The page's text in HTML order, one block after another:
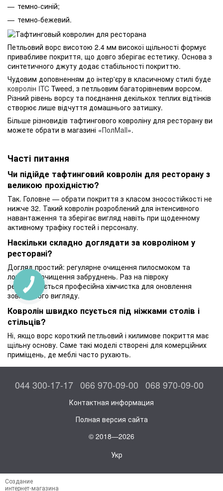
темно-синій;
темно-бежевий.
Петльовий ворс висотою 2.4 мм високої щільності формує
привабливе покриття, що довго зберігає естетику. Основа з
синтетичного джуту додає стабільності покриттю.
Чудовим доповненням до інтер'єру в класичному стилі буде
ковролін ITC Tweed, з петльовим багаторівневим ворсом.
Різний рівень ворсу та поєднання декількох теплих відтінків
створює лише відчуття домашнього затишку.
Більше різновидів тафтингового ковроліну для ресторану ви
можете обрати в магазині «ПолMall».
Часті питання
Чи підійде тафтинговий ковролін для ресторану з
великою прохідністю?
Так. Головне — обрати покриття з класом зносостійкості не
нижче 32. Такий ковролін розроблений для інтенсивного
навантаження та зберігає вигляд навіть при щоденному
активному трафіку гостей і персоналу.
Наскільки складно доглядати за ковроліном у
ресторані?
Догляд простий: регулярне очищення пилосмоком та
локальне очищення забруднень. Раз на півроку
рекомендується професійна хімчистка для оновлення
зовнішнього вигляду.
Ковролін швидко псується під ніжками столів і
стільців?
Ні, якщо ворс короткий петльовий і килимове покриття має
щільну основу. Саме такі моделі створені для комерційних
приміщень, де меблі часто рухають.
044 300-17-17 066 970-09-00 068 970-09-00
Контактная информация
Полная версия сайта
© 2018—2026
Укр
Создание
интернет-магазина